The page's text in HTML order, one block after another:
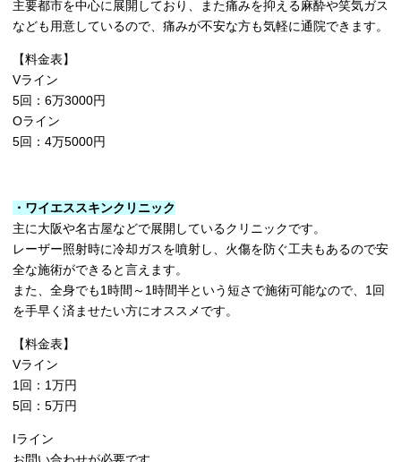
主要都市を中心に展開しており、また痛みを抑える麻酔や笑気ガス
なども用意しているので、痛みが不安な方も気軽に通院できます。
【料金表】
Vライン
5回：6万3000円
Oライン
5回：4万5000円
・ワイエススキンクリニック
主に大阪や名古屋などで展開しているクリニックです。
レーザー照射時に冷却ガスを噴射し、火傷を防ぐ工夫もあるので安
全な施術ができると言えます。
また、全身でも1時間～1時間半という短さで施術可能なので、1回
を手早く済ませたい方にオススメです。
【料金表】
Vライン
1回：1万円
5回：5万円
Iライン
お問い合わせが必要です